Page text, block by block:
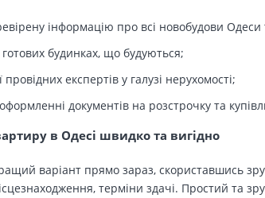
інформацію про всі новобудови Одеси
готових будинках, що будуються;
провідних експертів у галузі нерухомості;
документів на розстрочку та
в Одесі швидко та вигідно
варіант прямо зараз, скориставшись
терміни здачі. Простий та